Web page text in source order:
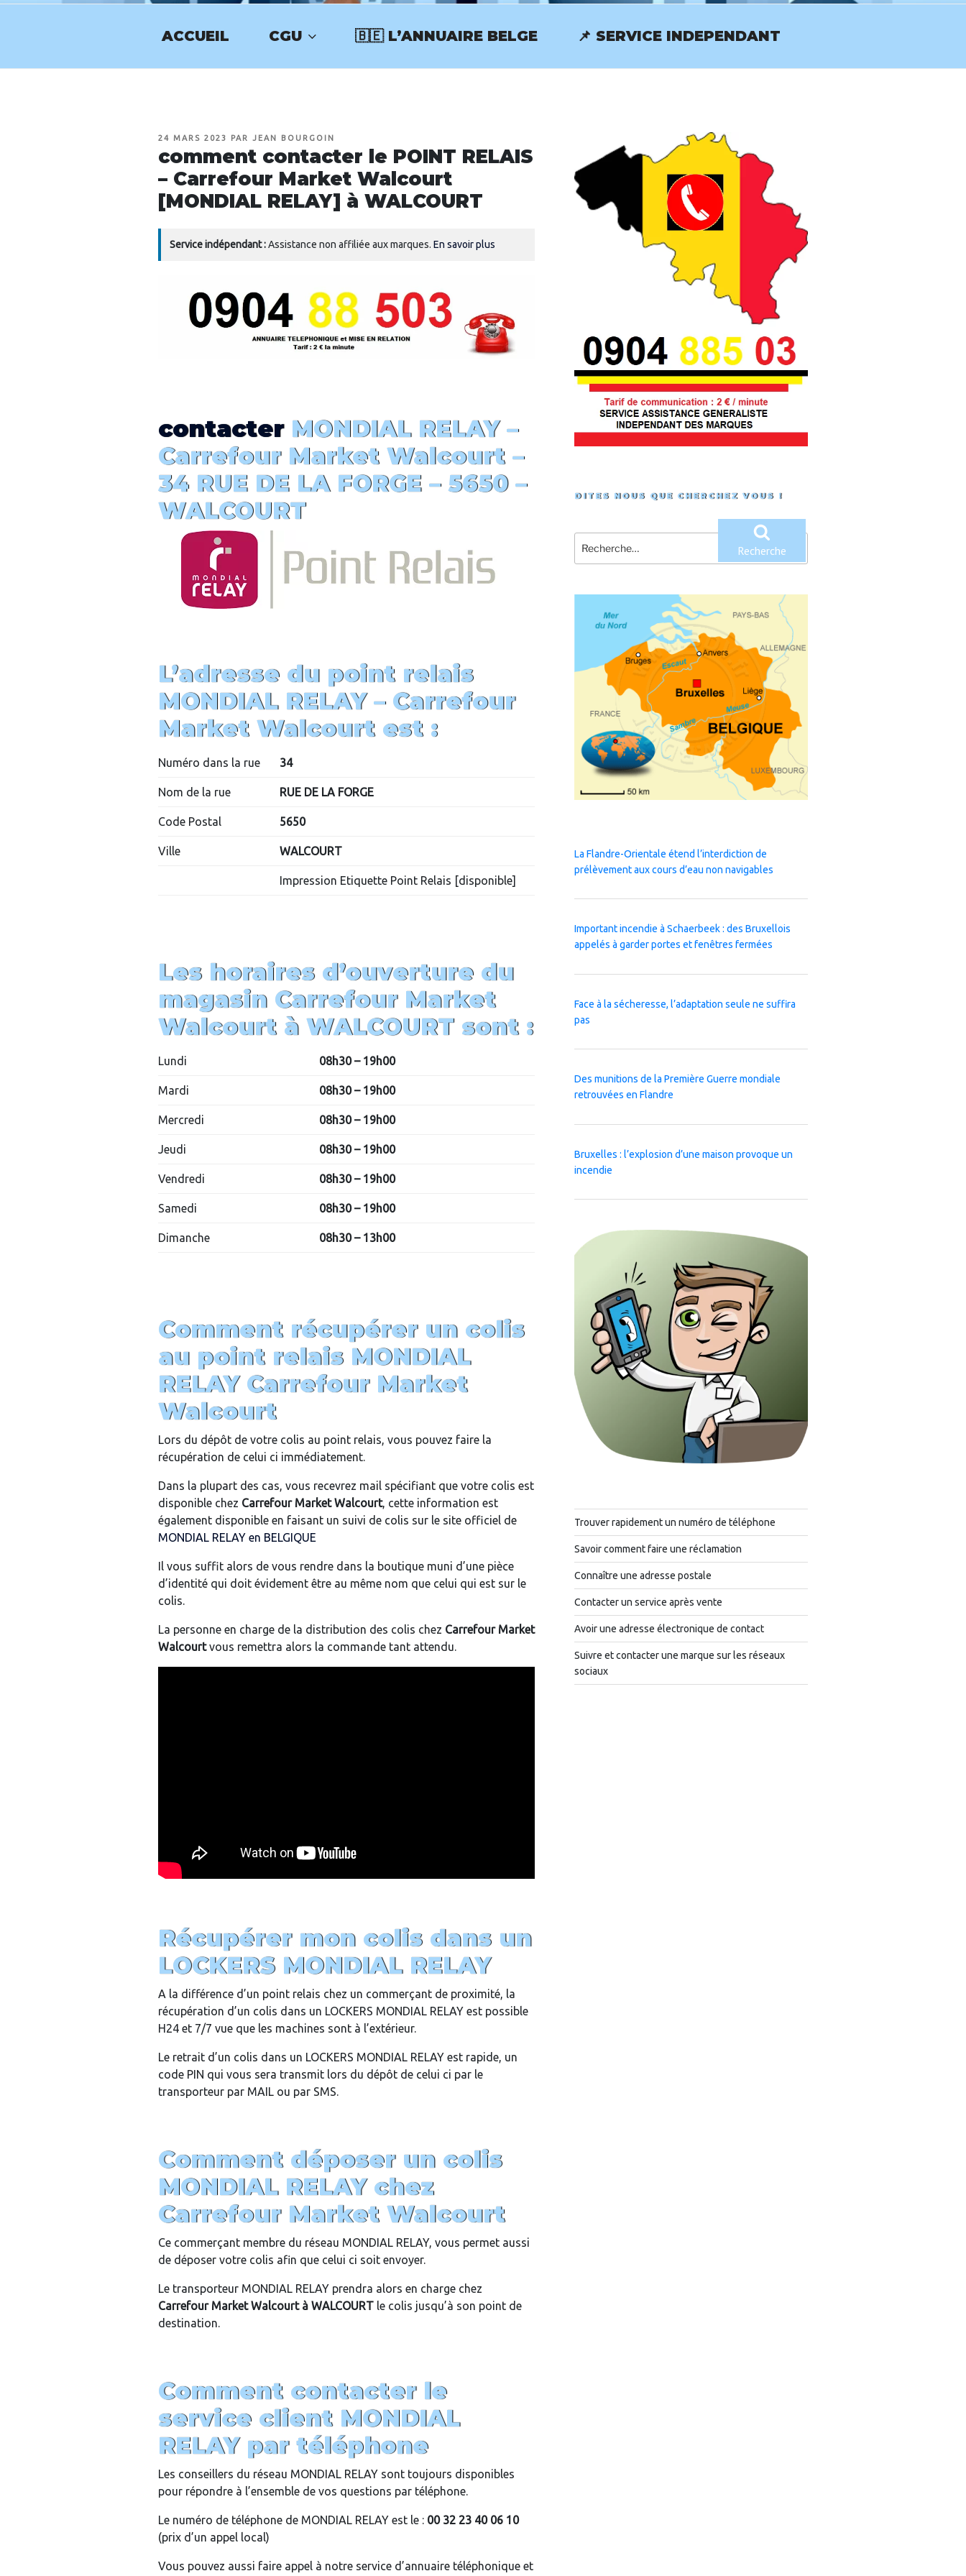
Aller
NUMERO-SERVICECLIENT.BE
ACCUEIL CGU 🇧🇪 L’ANNUAIRE BELGE 📌 SERVICE INDEPENDANT
PUBLIÉ
24 MARS 2023 PAR JEAN BOURGOIN
comment contacter le POINT RELAIS
– Carrefour Market Walcourt
[MONDIAL RELAY] à WALCOURT
Service indépendant :Assistance non affiliée aux marques. En savoir plus
contacterMONDIAL RELAY –
Carrefour Market Walcourt –
34 RUE DE LA FORGE – 5650 –
WALCOURT
L’adresse du point relais
MONDIAL RELAY – Carrefour
Market Walcourt est :
Numéro dans la rue 34
Nom de la rue RUE DE LA FORGE
Code Postal 5650
Ville WALCOURT
Impression Etiquette Point Relais [disponible]
Les horaires d’ouverture du
magasin Carrefour Market
Walcourt à WALCOURT sont :
Lundi 08h30 – 19h00
Mardi 08h30 – 19h00
Mercredi 08h30 – 19h00
Jeudi 08h30 – 19h00
Vendredi 08h30 – 19h00
Samedi 08h30 – 19h00
Dimanche 08h30 – 13h00
Comment récupérer un colis
au point relais MONDIAL
RELAY Carrefour Market
Walcourt
Lors du dépôt de votre colis au point relais, vous pouvez faire la
récupération de celui ci immédiatement.
Dans la plupart des cas, vous recevrez mail spécifiant que votre colis est
disponible chez Carrefour Market Walcourt, cette information est
également disponible en faisant un suivi de colis sur le site officiel de
MONDIAL RELAY en BELGIQUE
Il vous suffit alors de vous rendre dans la boutique muni d’une pièce
d’identité qui doit évidement être au même nom que celui qui est sur le
colis.
La personne en charge de la distribution des colis chez Carrefour Market
Walcourtvous remettra alors la commande tant attendu.
Récupérer mon colis dans un
LOCKERS MONDIAL RELAY
A la différence d’un point relais chez un commerçant de proximité, la
récupération d’un colis dans un LOCKERS MONDIAL RELAY est possible
H24 et 7/7 vue que les machines sont à l’extérieur.
Le retrait d’un colis dans un LOCKERS MONDIAL RELAY est rapide, un
code PIN qui vous sera transmit lors du dépôt de celui ci par le
transporteur par MAIL ou par SMS.
Comment déposer un colis
MONDIAL RELAY chez
Carrefour Market Walcourt
Ce commerçant membre du réseau MONDIAL RELAY, vous permet aussi
de déposer votre colis afin que celui ci soit envoyer.
Le transporteur MONDIAL RELAY prendra alors en charge chez
Carrefour Market Walcourt à WALCOURT le colis jusqu’à son point de
destination.
Comment contacter le
service client MONDIAL
RELAY par téléphone
Les conseillers du réseau MONDIAL RELAY sont toujours disponibles
pour répondre à l’ensemble de vos questions par téléphone.
Le numéro de téléphone de MONDIAL RELAY est le : 00 32 23 40 06 10
(prix d’un appel local)
Vous pouvez aussi faire appel à notre service d’annuaire téléphonique et
DITES NOUS QUE CHERCHEZ VOUS !
pour
:
Recherche
La Flandre-Orientale étend l’interdiction de
prélèvement aux cours d’eau non navigables
Important incendie à Schaerbeek : des Bruxellois
appelés à garder portes et fenêtres fermées
Face à la sécheresse, l’adaptation seule ne suffira
pas
Des munitions de la Première Guerre mondiale
retrouvées en Flandre
Bruxelles : l’explosion d’une maison provoque un
incendie
Trouver rapidement un numéro de téléphone
Savoir comment faire une réclamation
Connaître une adresse postale
Contacter un service après vente
Avoir une adresse électronique de contact
Suivre et contacter une marque sur les réseaux
sociaux